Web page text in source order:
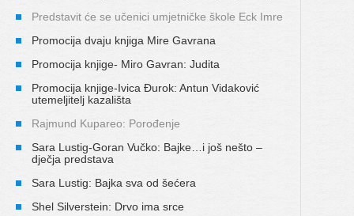
Predstavit će se učenici umjetničke škole Eck Imre
Promocija dvaju knjiga Mire Gavrana
Promocija knjige- Miro Gavran: Judita
Promocija knjige-Ivica Đurok: Antun Vidaković
utemeljitelj kazališta
Rajmund Kupareo: Porođenje
Sara Lustig-Goran Vučko: Bajke…i još nešto –
dječja predstava
Sara Lustig: Bajka sva od šećera
Shel Silverstein: Drvo ima srce